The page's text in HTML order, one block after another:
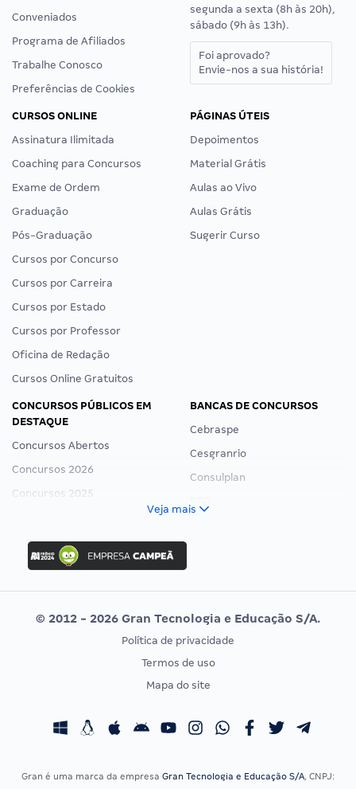
Conveniados
Programa de Afiliados
Trabalhe Conosco
Preferências de Cookies
segunda a sexta (8h às 20h),
sábado (9h às 13h).
Foi aprovado?
Envie-nos a sua história!
CURSOS ONLINE
Assinatura Ilimitada
Coaching para Concursos
Exame de Ordem
Graduação
Pós-Graduação
Cursos por Concurso
Cursos por Carreira
Cursos por Estado
Cursos por Professor
Oficina de Redação
Cursos Online Gratuitos
PÁGINAS ÚTEIS
Depoimentos
Material Grátis
Aulas ao Vivo
Aulas Grátis
Sugerir Curso
CONCURSOS PÚBLICOS EM
DESTAQUE
Concursos Abertos
Concursos 2026
Concursos 2025
Concurso Ibama
Concurso MPU
Editais publicados
BANCAS DE CONCURSOS
Cebraspe
Cesgranrio
Consulplan
Vunesp
CONCURSOS POR PROFISSÃO
Concursos Fiscais
EXAME DE ORDEM
Calendário OAB
Veja mais
© 2012 - 2026 Gran Tecnologia e Educação S/A.
Política de privacidade
Termos de uso
Mapa do site
Gran é uma marca da empresa Gran Tecnologia e Educação S/A, CNPJ: